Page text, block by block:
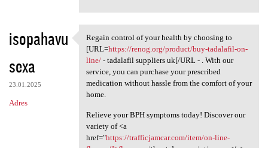
isopahavu
sexa
23.01.2025
Adres
Regain control of your health
Regain control of your health by choosing to
[URL=https://renog.org/product/buy-tadalafil-on-
line/- tadalafil suppliers uk[/URL - . With our
service, you can purchase your prescribed
medication without hassle from the comfort of your
home.
Relieve your BPH symptoms today! Discover our
variety of <a
href="https://trafficjamcar.com/item/on-line-